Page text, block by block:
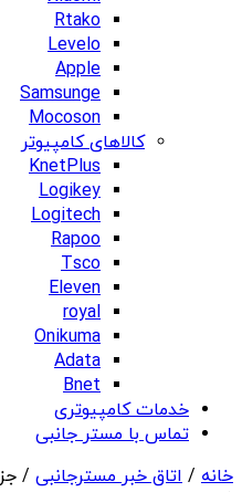
Rtako
Levelo
Apple
Samsunge
Mocoson
کالاهای کامپیوتر
KnetPlus
Logikey
Logitech
Rapoo
Tsco
Eleven
royal
Onikuma
Adata
Bnet
خدمات کامپیوتری
تماس با مستر جانبی
خانه / اتاق خبر مسترجانبی /